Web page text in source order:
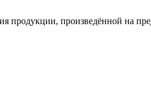
продукции, произведённой на